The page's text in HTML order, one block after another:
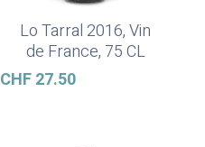
Ajouter Au Panier
Lo Tarral 2016, Vin
de France, 75 CL
CHF27.50